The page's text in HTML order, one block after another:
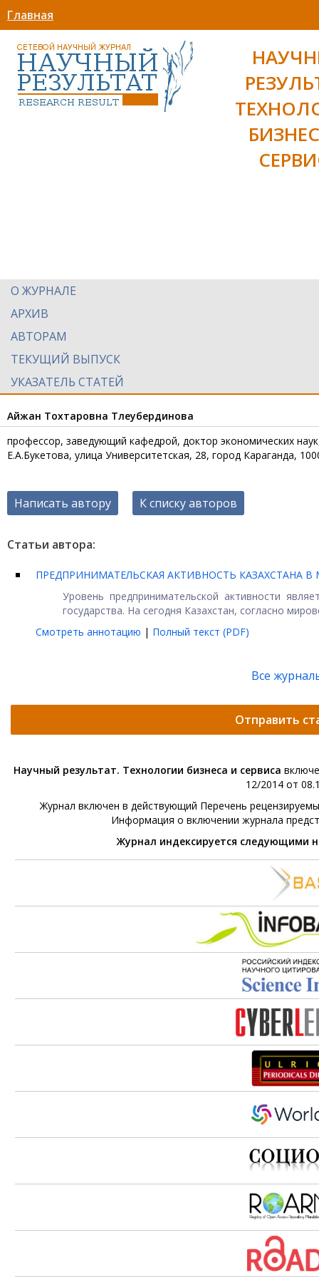
Главная
О ЖУРНАЛЕ
АРХИВ
АВТОРАМ
ТЕКУЩИЙ ВЫПУСК
УКАЗАТЕЛЬ СТАТЕЙ
Айжан Тохтаровна Тлеубердинова
профессор, заведующий кафедрой, доктор экономических
Е.А.Букетова, улица Университетская, 28, город Караганда,
Написать автору К списку авторов
Статьи автора:
ПРЕДПРИНИМАТЕЛЬСКАЯ АКТИВНОСТЬ КАЗАХСТАНА
Уровень предпринимательской активности
государства. На сегодня Казахстан, согласно
Смотреть аннотацию | Полный текст (PDF)
Все
Отправить
Научный результат. Технологии бизнеса и сервиса
12/2014 от
Журнал включен в действующий Перечень
Информация о включении журнала
Журнал индексируется следующими